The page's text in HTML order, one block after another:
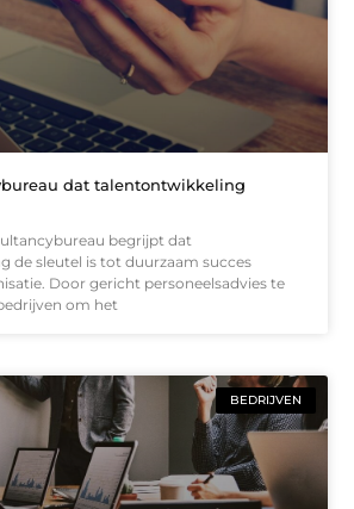
dat talentontwikkeling
begrijpt dat
de sleutel is tot duurzaam succes
Door gericht personeelsadvies te
om het
BEDRIJVEN